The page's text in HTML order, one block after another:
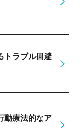
トラブル回避
動療法的なア